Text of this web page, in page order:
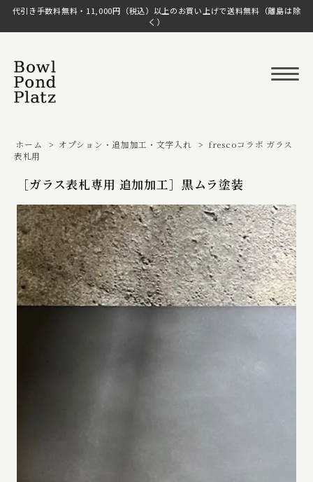
代引き手数料無料・11,000円（税込）以上のお買い上げで送料無料（離島は除
く）
ホーム > オプション・追加加工・文字入れ > frescoコラボ ガラス
表札用
［ガラス表札専用 追加加工］黒ムラ塗装